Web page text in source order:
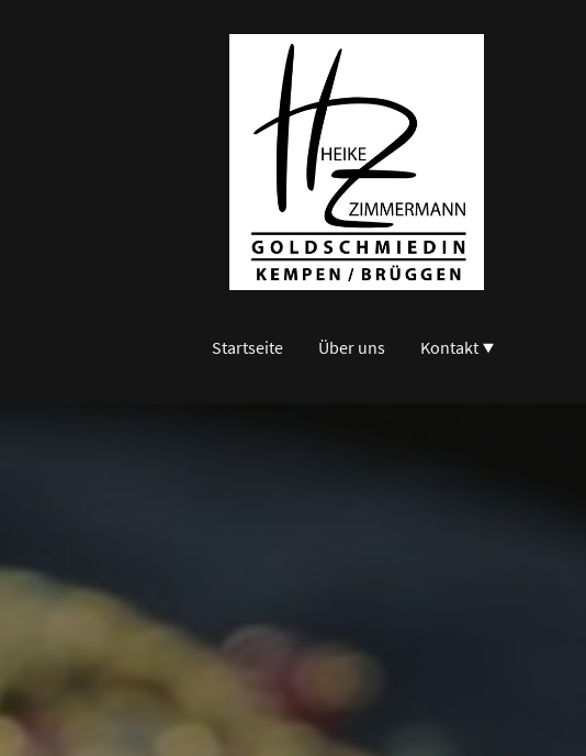
Startseite Über uns Kontakt